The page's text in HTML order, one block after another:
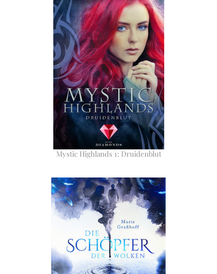
Mystic Highlands 1: Druidenblut